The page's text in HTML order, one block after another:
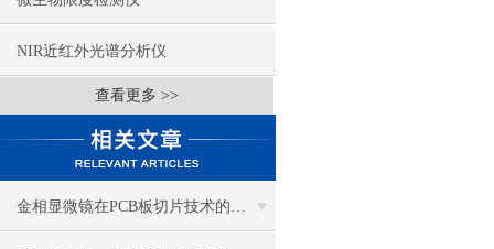
NIR近红外光谱分析仪
查看更多 >>
金相显微镜在PCB板切片技术的过程控制中的作用